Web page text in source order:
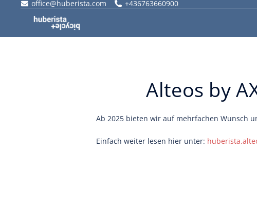
office@huberista.com +436763660900
Alteos by
Ab 2025 bieten wir auf mehrfachen Wunsch
Einfach weiter lesen hier unter: